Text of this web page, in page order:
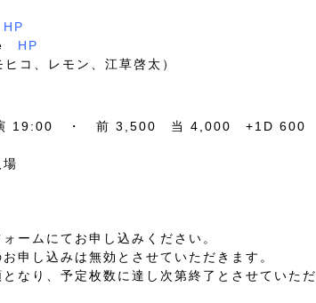
HP
HP
ヒコ、レモン、江草啓太）
19:00 ・ 前 3,500 当 4,000 +1D 600
ームにてお申し込みください。
申し込みは無効とさせていただきます。
なり、予定枚数に達し次第終了とさせていただ